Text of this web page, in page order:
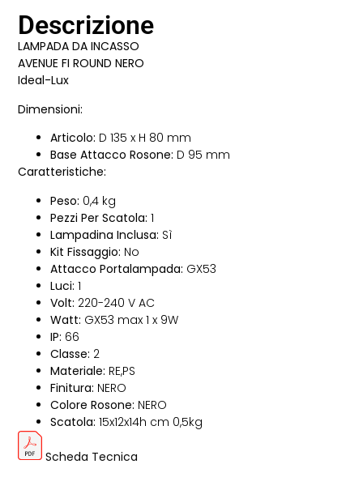
Descrizione
LAMPADA DA INCASSO
AVENUE FI ROUND NERO
Ideal-Lux
Dimensioni:
Articolo: D 135 x H 80 mm
Base Attacco Rosone: D 95 mm
Caratteristiche:
Peso: 0,4 kg
Pezzi Per Scatola: 1
Lampadina Inclusa: Sì
Kit Fissaggio: No
Attacco Portalampada: GX53
Luci: 1
Volt: 220-240 V AC
Watt: GX53 max 1 x 9W
IP: 66
Classe: 2
Materiale: RE,PS
Finitura: NERO
Colore Rosone: NERO
Scatola: 15x12x14h cm 0,5kg
Scheda Tecnica